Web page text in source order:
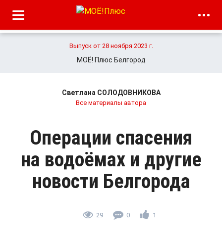
Выпуск от 28 ноября 2023 г.
МОЁ! Плюс Белгород
Светлана СОЛОДОВНИКОВА
Все материалы автора
Операции спасения
на водоёмах и другие
новости Белгорода
29 0 1